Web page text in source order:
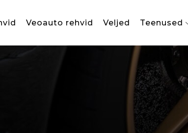
Veoauto rehvid Veljed Teenused